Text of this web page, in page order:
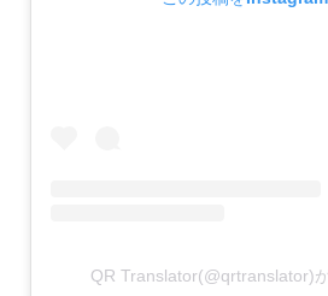
QR Translator(@qrtranslator)